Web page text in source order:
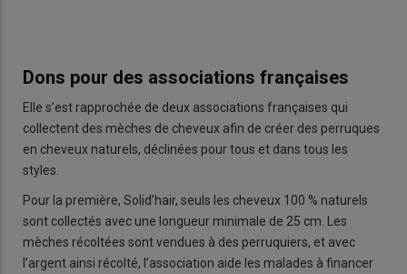
Dons pour des associations françaises
Elle s’est rapprochée de deux associations françaises qui
collectent des mèches de cheveux afin de créer des perruques
en cheveux naturels, déclinées pour tous et dans tous les
styles.
Pour la première, Solid’hair, seuls les cheveux 100 % naturels
sont collectés avec une longueur minimale de 25 cm. Les
mèches récoltées sont vendues à des perruquiers, et avec
l’argent ainsi récolté, l’association aide les malades à financer